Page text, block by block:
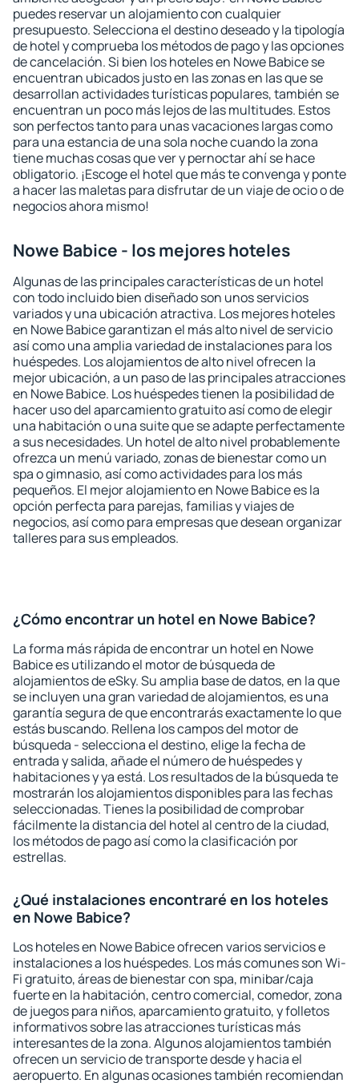
puedes reservar un alojamiento con cualquier
presupuesto. Selecciona el destino deseado y la tipología
de hotel y comprueba los métodos de pago y las opciones
de cancelación. Si bien los hoteles en Nowe Babice se
encuentran ubicados justo en las zonas en las que se
desarrollan actividades turísticas populares, también se
encuentran un poco más lejos de las multitudes. Estos
son perfectos tanto para unas vacaciones largas como
para una estancia de una sola noche cuando la zona
tiene muchas cosas que ver y pernoctar ahí se hace
obligatorio. ¡Escoge el hotel que más te convenga y ponte
a hacer las maletas para disfrutar de un viaje de ocio o de
negocios ahora mismo!
Nowe Babice - los mejores hoteles
Algunas de las principales características de un hotel
con todo incluido bien diseñado son unos servicios
variados y una ubicación atractiva. Los mejores hoteles
en Nowe Babice garantizan el más alto nivel de servicio
así como una amplia variedad de instalaciones para los
huéspedes. Los alojamientos de alto nivel ofrecen la
mejor ubicación, a un paso de las principales atracciones
en Nowe Babice. Los huéspedes tienen la posibilidad de
hacer uso del aparcamiento gratuito así como de elegir
una habitación o una suite que se adapte perfectamente
a sus necesidades. Un hotel de alto nivel probablemente
ofrezca un menú variado, zonas de bienestar como un
spa o gimnasio, así como actividades para los más
pequeños. El mejor alojamiento en Nowe Babice es la
opción perfecta para parejas, familias y viajes de
negocios, así como para empresas que desean organizar
talleres para sus empleados.
¿Cómo encontrar un hotel en Nowe Babice?
La forma más rápida de encontrar un hotel en Nowe
Babice es utilizando el motor de búsqueda de
alojamientos de eSky. Su amplia base de datos, en la que
se incluyen una gran variedad de alojamientos, es una
garantía segura de que encontrarás exactamente lo que
estás buscando. Rellena los campos del motor de
búsqueda - selecciona el destino, elige la fecha de
entrada y salida, añade el número de huéspedes y
habitaciones y ya está. Los resultados de la búsqueda te
mostrarán los alojamientos disponibles para las fechas
seleccionadas. Tienes la posibilidad de comprobar
fácilmente la distancia del hotel al centro de la ciudad,
los métodos de pago así como la clasificación por
estrellas.
¿Qué instalaciones encontraré en los hoteles
en Nowe Babice?
Los hoteles en Nowe Babice ofrecen varios servicios e
instalaciones a los huéspedes. Los más comunes son Wi-
Fi gratuito, áreas de bienestar con spa, minibar/caja
fuerte en la habitación, centro comercial, comedor, zona
de juegos para niños, aparcamiento gratuito, y folletos
informativos sobre las atracciones turísticas más
interesantes de la zona. Algunos alojamientos también
ofrecen un servicio de transporte desde y hacia el
aeropuerto. En algunas ocasiones también recomiendan